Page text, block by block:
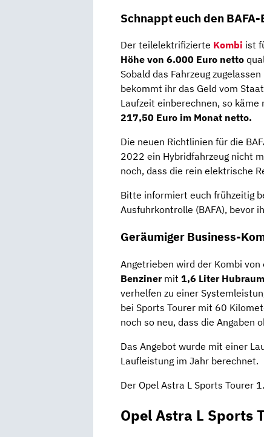
Schnappt euch den BAFA-
Der teilelektrifizierte Kombi ist
Höhe von 6.000 Euro netto
Sobald das Fahrzeug
bekommt ihr das Geld vom
Laufzeit einberechnen, so käme
217,50 Euro im Monat netto.
Die neuen Richtlinien für die
2022 ein Hybridfahrzeug nicht
noch, dass die rein elektrische
Bitte informiert euch frühzeitig
Ausfuhrkontrolle (BAFA), bevor
Geräumiger Business-
Angetrieben wird der Kombi
Benzinermit 1,6 Liter Hubraum
verhelfen zu einer
bei Sports Tourer mit 60
noch so neu, dass die Angaben
Das Angebot wurde mit einer
Laufleistung im Jahr berechnet.
Der Opel Astra L Sports Tourer
Opel Astra L Sports